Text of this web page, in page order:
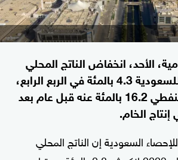
الأحد، انخفاض الناتج المحلي
الإجمالي الحقيقي للسعودية 4.3 بالمئة في الربع الرابع،
مع تراجع النشاط النفطي 16.2 بالمئة عنه قبل عام بعد
الخام.
السعودية إن الناتج المحلي